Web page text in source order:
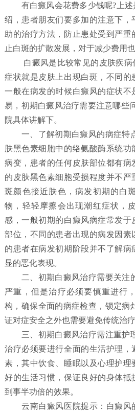
有白癜风会花费多少钱呢?上述
绍，患者朋友们要多加的注意下，
助的治疗方法，防止患处受到严
止白斑的扩散发展，对于减少费用
白癜风是比较常见的皮肤疾病
症状就是皮肤上出现白斑，不同的
一般在病发的时候白癜风的症状不
易，初期白癜风治疗需要注意哪些
院具体讲解下。
一、了解初期白癜风的病症特
肤黑色素细胞中的络氨酸酶系统
病变，患者的任何皮肤部位都有病
的皮肤黑色素细胞受损程度并不严
斑颜色接近肤色，病发初期的白
物，轻轻摩擦会出现潮红症状，
感，一般初期的白癜风病症常发
部位，不同的患者出现的病发因素
的患者在病发初期阶段并不了解病
显的恶化表现。
二、初期白癜风治疗需要关注
严重，但是治疗必须要慎重进行
构，确保全面的病症检查，锁定病
证对症安全之外也需要避免传统治
三、初期白癜风治疗需注重护
治疗必须要进行全面的生活护理，
素，其中饮食、睡眠以及心理护理
好的生活习惯，保证良好的身体抵
到事半功倍的效果。
云南白癜风医院提示：白癜风